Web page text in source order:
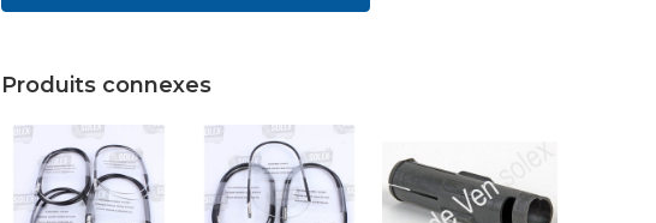
Produits connexes